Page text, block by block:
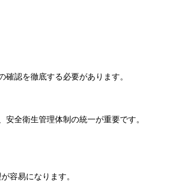
認を徹底する必要があります。
全衛生管理体制の統一が重要です。
容易になります。